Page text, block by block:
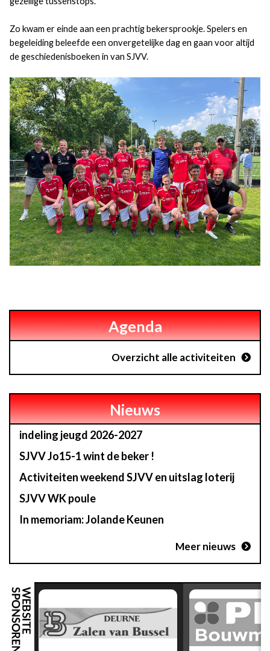
Zo kwam er einde aan een prachtig bekersprookje. Spelers en
begeleiding beleefde een onvergetelijke dag en gaan voor altijd
de geschiedenisboeken in van SJVV.
Agenda
Overzicht alle activiteiten
Nieuws
indeling jeugd 2026-2027
SJVV Jo15-1 wint de beker !
Activiteiten weekend SJVV en uitslag loterij
SJVV WK poule
In memoriam: Jolande Keunen
Meer nieuws